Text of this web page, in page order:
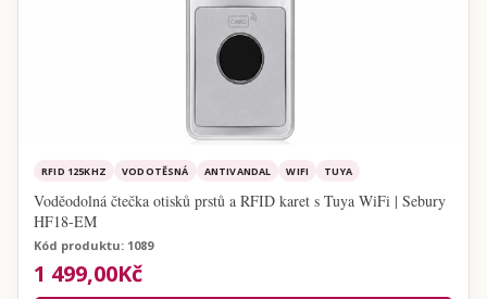
RFID 125KHZ VODOTĚSNÁ ANTIVANDAL WIFI TUYA
Voděodolná čtečka otisků prstů a RFID karet s Tuya WiFi | Sebury
HF18-EM
Kód produktu: 1089
1 499,00Kč